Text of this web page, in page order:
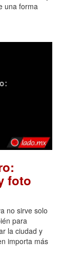
una forma
foto
no sirve solo
para
la ciudad y
importa más